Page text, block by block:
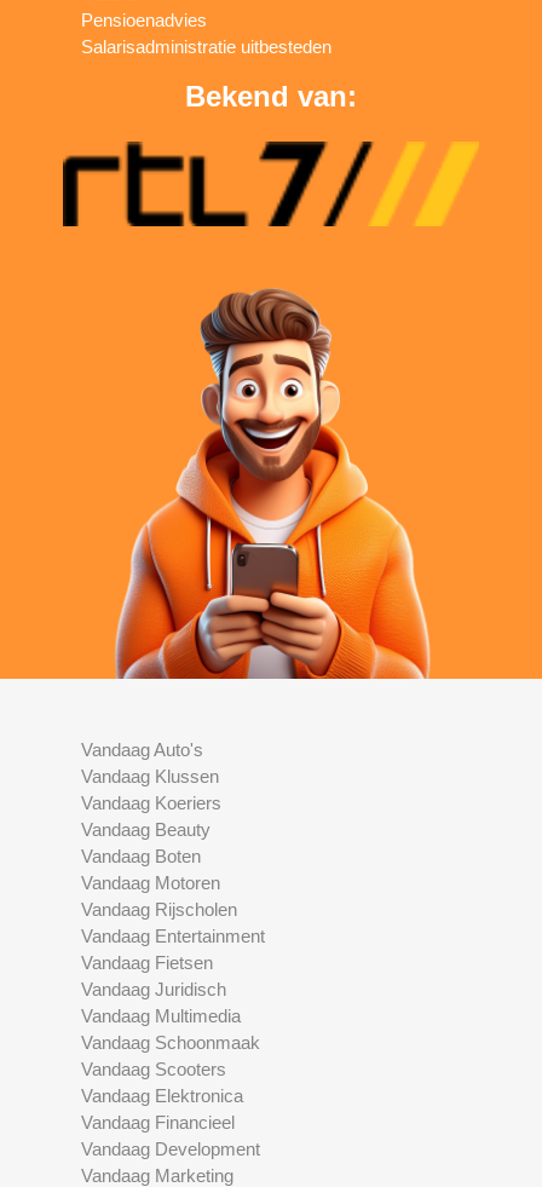
Pensioenadvies
Salarisadministratie uitbesteden
Bekend van:
Vandaag Auto's
Vandaag Klussen
Vandaag Koeriers
Vandaag Beauty
Vandaag Boten
Vandaag Motoren
Vandaag Rijscholen
Vandaag Entertainment
Vandaag Fietsen
Vandaag Juridisch
Vandaag Multimedia
Vandaag Schoonmaak
Vandaag Scooters
Vandaag Elektronica
Vandaag Financieel
Vandaag Development
Vandaag Marketing